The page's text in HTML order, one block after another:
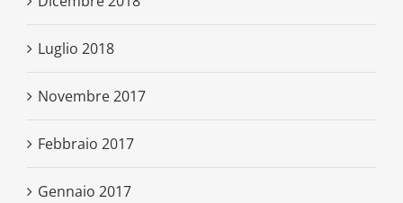
Luglio 2018
Novembre 2017
Febbraio 2017
Gennaio 2017